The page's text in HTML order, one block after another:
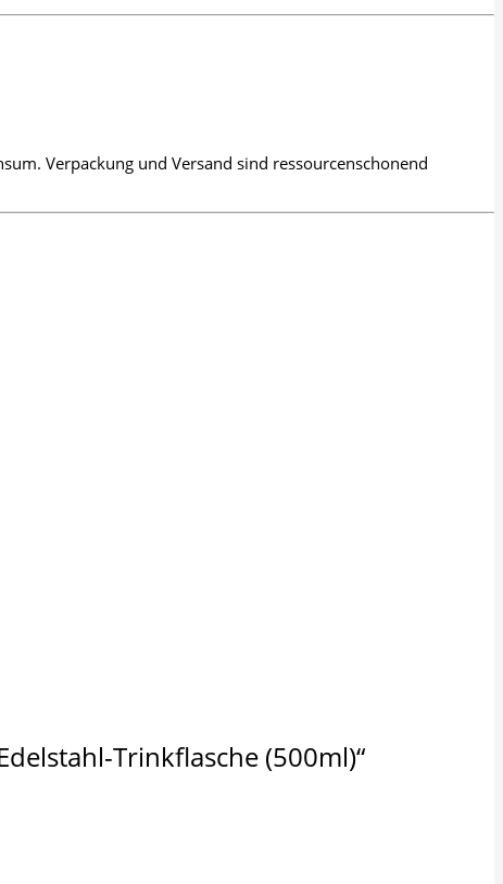
Verpackung und Versand sind ressourcenschonend
Trinkflasche (500ml)“